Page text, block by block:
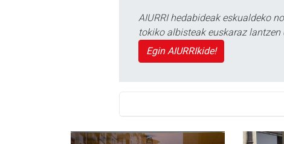
AIURRI hedabideak eskualdeko
tokiko albisteak euskaraz
Egin AIURRIkide!